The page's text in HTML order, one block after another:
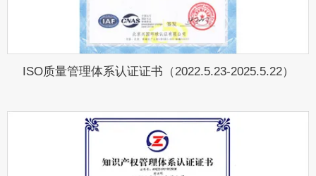
ISO质量管理体系认证证书（2022.5.23-2025.5.22）